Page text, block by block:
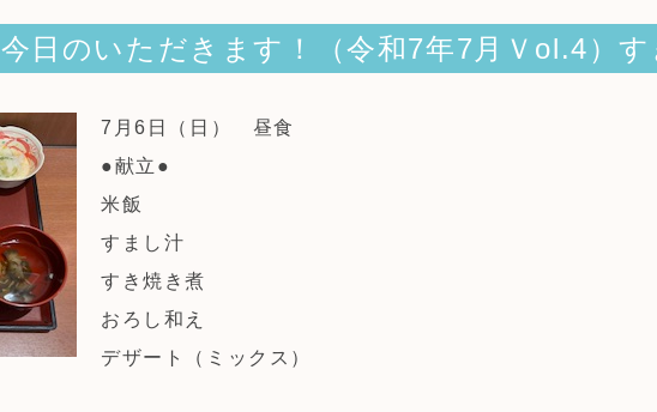
今日のいただきます！（令和7年7月Ｖol.4）す
7月6日（日） 昼食
●献立●
米飯
すまし汁
すき焼き煮
おろし和え
デザート（ミックス）